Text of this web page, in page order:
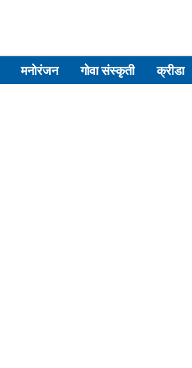
मनोरंजन गोवा संस्कृती क्रीडा